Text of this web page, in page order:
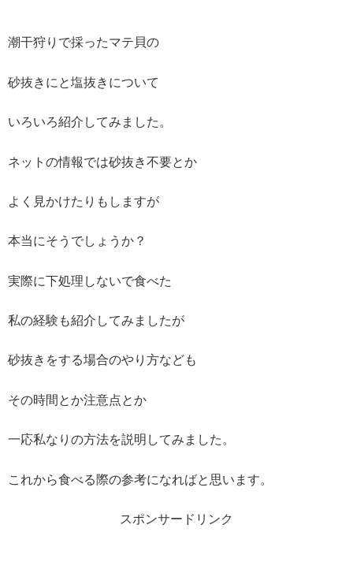
潮干狩りで採ったマテ貝の
砂抜きにと塩抜きについて
いろいろ紹介してみました。
ネットの情報では砂抜き不要とか
よく見かけたりもしますが
本当にそうでしょうか？
実際に下処理しないで食べた
私の経験も紹介してみましたが
砂抜きをする場合のやり方なども
その時間とか注意点とか
一応私なりの方法を説明してみました。
これから食べる際の参考になればと思います。
スポンサードリンク